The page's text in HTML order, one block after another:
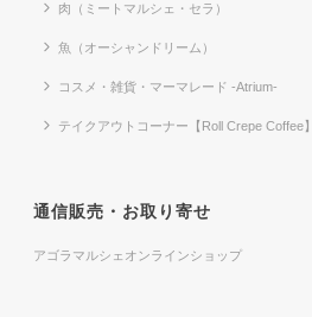
肉（ミートマルシェ・セラ）
魚（オーシャンドリーム）
コスメ・雑貨・マーマレード -Atrium-
テイクアウトコーナー【Roll Crepe Coffee】
通信販売・お取り寄せ
アゴラマルシェオンラインショップ